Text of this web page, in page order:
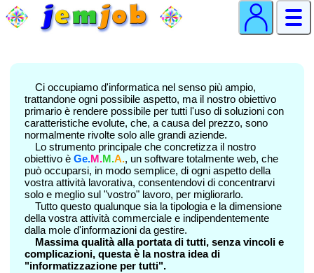
Ci occupiamo d'informatica nel senso più ampio,
trattandone ogni possibile aspetto, ma il nostro obiettivo
primario è rendere possibile per tutti l'uso di soluzioni con
caratteristiche evolute, che, a causa del prezzo, sono
normalmente rivolte solo alle grandi aziende.
Lo strumento principale che concretizza il nostro
obiettivo è Ge.M.M.A., un software totalmente web, che
può occuparsi, in modo semplice, di ogni aspetto della
vostra attività lavorativa, consentendovi di concentrarvi
solo e meglio sul "vostro" lavoro, per migliorarlo.
Tutto questo qualunque sia la tipologia e la dimensione
della vostra attività commerciale e indipendentemente
dalla mole d'informazioni da gestire.
Massima qualità alla portata di tutti, senza vincoli e
complicazioni, questa è la nostra idea di
"informatizzazione per tutti".